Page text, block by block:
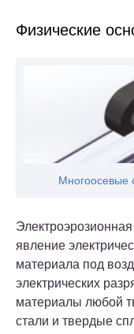
Физические
Многоосевые
явление
материала под
электрических
материалы любой
стали и твердые